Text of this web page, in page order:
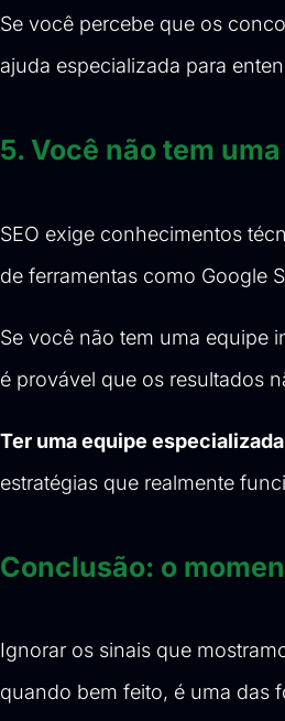
Se você percebe que os
ajuda especializada para
5. Você não tem
SEO exige conhecimentos
de ferramentas como Google
Se você não tem uma equipe
é provável que os resultados
Ter uma equipe
estratégias que realmente
Conclusão: o
Ignorar os sinais que
quando bem feito, é uma das